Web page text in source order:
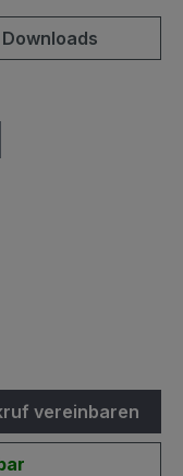
Downloads
vereinbaren